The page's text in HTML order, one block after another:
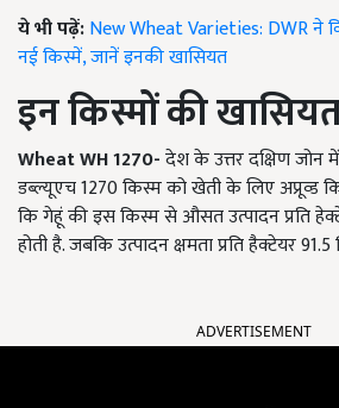
ये भी पढ़ें:New Wheat Varieties: DWR ने
नई किस्में, जानें इनकी खासियत
इन किस्मों की
Wheat WH 1270-देश के उत्तर दक्षिण जोन
डब्ल्यूएच 1270 किस्म को खेती के लिए अप्रूव्ड
कि गेहूं की इस किस्म से औसत उत्पादन प्रति
होती है. जबकि उत्पादन क्षमता प्रति हैक्टेयर
ADVERTISEMENT